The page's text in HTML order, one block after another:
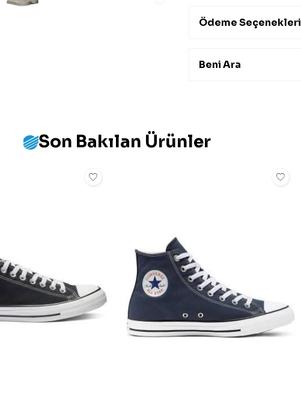
Ürün Açıklaması
Ödeme Seçenekleri
Beni Ara
Son Bakılan Ürünler